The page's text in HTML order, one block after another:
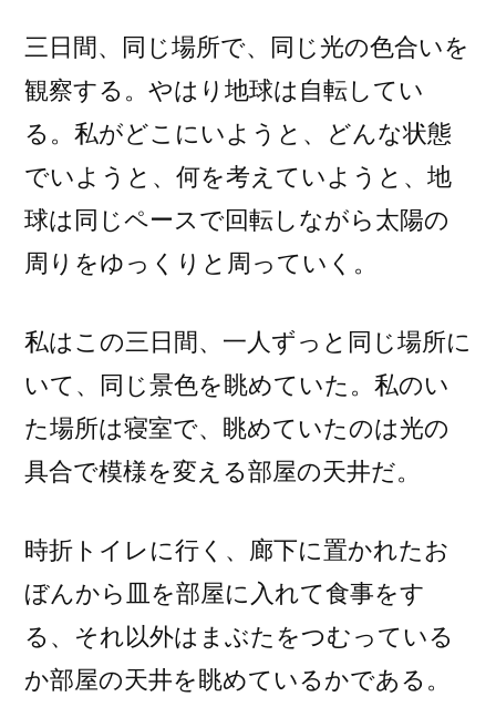
三日間、同じ場所で、同じ光の色合いを
観察する。やはり地球は自転してい
る。私がどこにいようと、どんな状態
でいようと、何を考えていようと、地
球は同じペースで回転しながら太陽の
周りをゆっくりと周っていく。
私はこの三日間、一人ずっと同じ場所に
いて、同じ景色を眺めていた。私のい
た場所は寝室で、眺めていたのは光の
具合で模様を変える部屋の天井だ。
時折トイレに行く、廊下に置かれたお
ぼんから皿を部屋に入れて食事をす
る、それ以外はまぶたをつむっている
か部屋の天井を眺めているかである。